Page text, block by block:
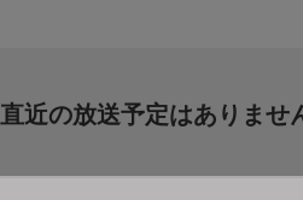
直近の放送予定はありませ